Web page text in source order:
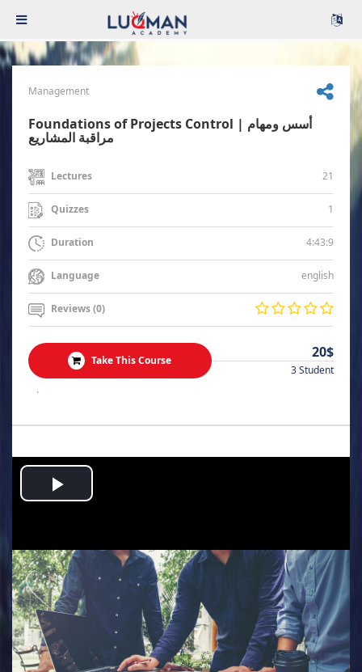
Management
Foundations of Projects Control | أسس ومهام
مراقبة المشاريع
Lectures 21
Quizzes 1
Duration 4:43:9
Language english
Reviews (0)
Take This Course 20$
3 Student
.
Play